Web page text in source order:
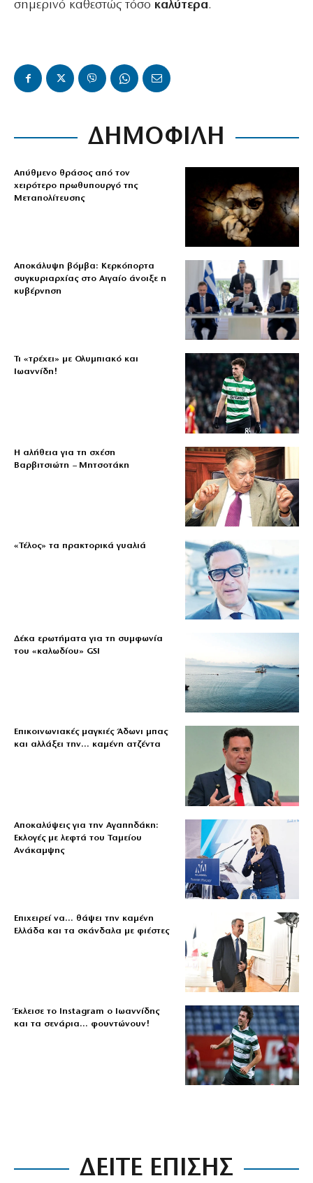
σημερινό καθεστώς τόσο καλύτερα.
ΔΗΜΟΦΙΛΗ
Απύθμενο θράσος από τον
χειρότερο πρωθυπουργό της
Μεταπολίτευσης
Αποκάλυψη βόμβα: Κερκόπορτα
συγκυριαρχίας στο Αιγαίο άνοιξε η
κυβέρνηση
Τι «τρέχει» με Ολυμπιακό και
Ιωαννίδη!
Η αλήθεια για τη σχέση
Βαρβιτσιώτη – Μητσοτάκη
«Τέλος» τα πρακτορικά γυαλιά
Δέκα ερωτήματα για τη συμφωνία
του «καλωδίου» GSI
Επικοινωνιακές μαγκιές Άδωνι μπας
και αλλάξει την… καμένη ατζέντα
Αποκαλύψεις για την Αγαπηδάκη:
Εκλογές με λεφτά του Ταμείου
Ανάκαμψης
Επιχειρεί να… θάψει την καμένη
Ελλάδα και τα σκάνδαλα με φιέστες
Έκλεισε το Instagram ο Ιωαννίδης
και τα σενάρια… φουντώνουν!
ΔΕΙΤΕ ΕΠΙΣΗΣ